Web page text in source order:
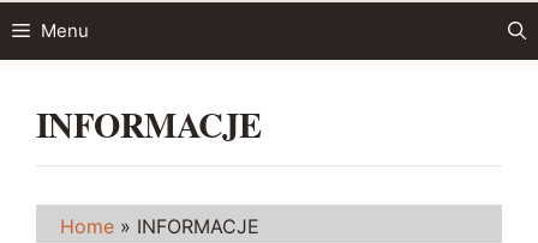
Menu
INFORMACJE
Home » INFORMACJE